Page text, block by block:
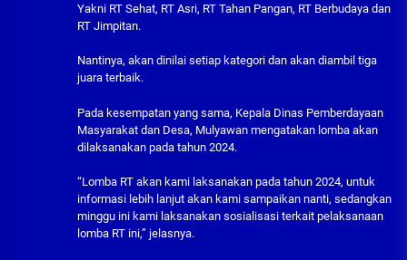
Yakni RT Sehat, RT Asri, RT Tahan Pangan, RT Berbudaya dan
RT Jimpitan.
Nantinya, akan dinilai setiap kategori dan akan diambil tiga
juara terbaik.
Pada kesempatan yang sama, Kepala Dinas Pemberdayaan
Masyarakat dan Desa, Mulyawan mengatakan lomba akan
dilaksanakan pada tahun 2024.
“Lomba RT akan kami laksanakan pada tahun 2024, untuk
informasi lebih lanjut akan kami sampaikan nanti, sedangkan
minggu ini kami laksanakan sosialisasi terkait pelaksanaan
lomba RT ini,” jelasnya.